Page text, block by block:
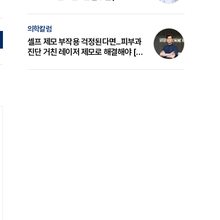
의학칼럼
셀프 제모 부작용 걱정된다면...피부과
진단 거친 레이저 제모로 해결해야 [변